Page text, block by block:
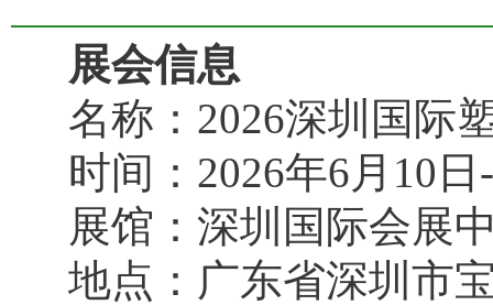
展会信息
名称：2026深圳国际
时间：2026年6月10日
展馆：深圳国际会展
地点：广东省深圳市